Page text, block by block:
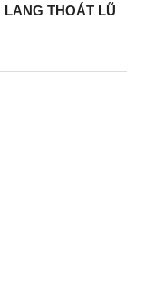
LANG THOÁT LŨ